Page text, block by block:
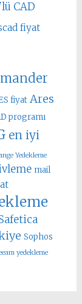
CAD
fiyat
fiyat Ares
programı
en iyi
Yedekleme
mail
Sophos
yedekleme